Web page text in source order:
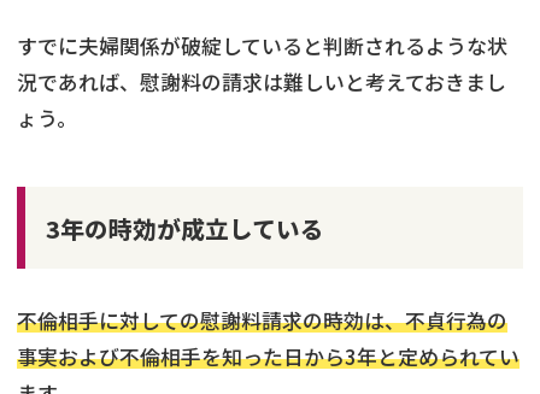
すでに夫婦関係が破綻していると判断されるような状
況であれば、慰謝料の請求は難しいと考えておきまし
ょう。
3年の時効が成立している
不倫相手に対しての慰謝料請求の時効は、不貞行為の
事実および不倫相手を知った日から3年と定められてい